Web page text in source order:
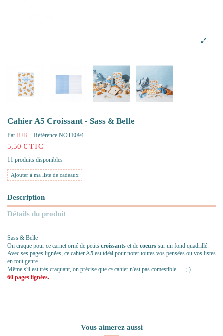
Cahier A5 Croissant - Sass & Belle
Par RJB Référence NOTE094
5,50 € TTC
11 produits disponibles
Ajouter à ma liste de cadeaux
Description
Détails du produit
Sass & Belle
On craque pour ce carnet orné de petits croissants et de coeurs sur un fond quadrillé.
Avec ses pages lignées, ce cahier A5 est idéal pour noter toutes vos pensées ou vos listes
en tout genre.
Même s'il est très craquant, on précise que ce cahier n'est pas comestible .... ;-)
60 pages lignées.
Vous aimerez aussi